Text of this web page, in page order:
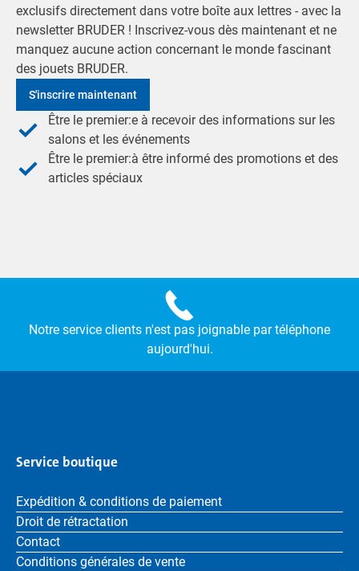
exclusifs directement dans votre boîte aux lettres - avec la
newsletter BRUDER ! Inscrivez-vous dès maintenant et ne
manquez aucune action concernant le monde fascinant
des jouets BRUDER.
S'inscrire maintenant
Être le premier:e à recevoir des informations sur les
salons et les événements
Être le premier:à être informé des promotions et des
articles spéciaux
Notre service clients n'est pas joignable par téléphone
aujourd'hui.
Service boutique
Expédition & conditions de paiement
Droit de rétractation
Contact
Conditions générales de vente